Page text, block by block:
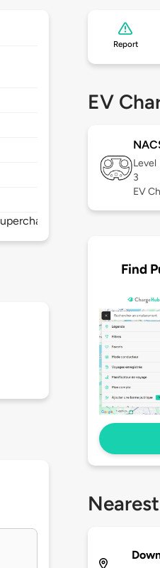
Report
EV
Level
3
EV
Find